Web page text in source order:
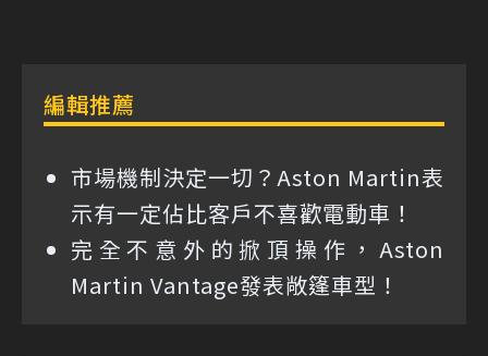
編輯推薦
市場機制決定一切？Aston Martin表
示有一定佔比客戶不喜歡電動車！
完全不意外的掀頂操作，Aston
Martin Vantage發表敞篷車型！